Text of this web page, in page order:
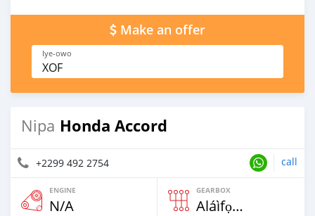
Make an offer
Iye-owo
XOF
Nipa Honda Accord
+2299 492 2754 call
ENGINE
N/A
GEARBOX
Aláìfọwọ́yí